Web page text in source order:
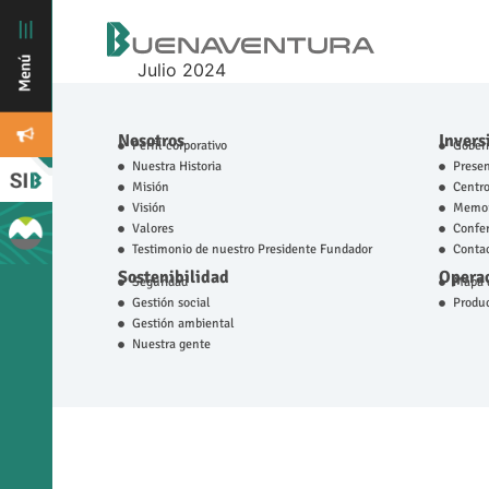
Julio 2024
Nosotros
Perfil corporativo
Nuestra Historia
Misión
Visión
Valores
Testimonio de nuestro Presidente Fundador
Sostenibilidad
Seguridad
Gestión social
Gestión ambiental
Nuestra gente
Mapa